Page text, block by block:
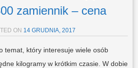
zamiennik – cena
ON 14 GRUDNIA, 2017
temat, który interesuje wiele osób
kilogramy w krótkim czasie. W dobie